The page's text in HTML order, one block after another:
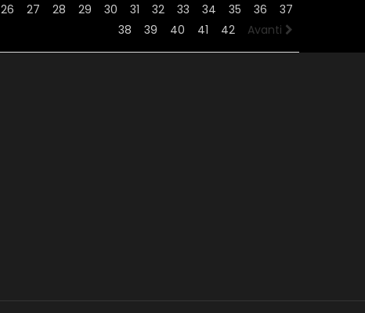
26 27 28 29 30 31 32 33 34 35 36
37
38
39 40 41 42 Avanti